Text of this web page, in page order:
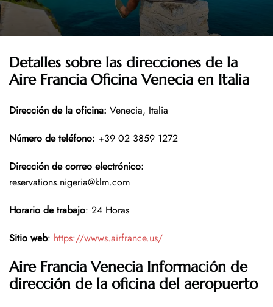
Detalles sobre las direcciones de la
Aire Francia Oficina Venecia en Italia
Dirección de la oficina: Venecia, Italia
Número de teléfono: +39 02 3859 1272
Dirección de correo electrónico:
reservations.nigeria@klm.com
Horario de trabajo: 24 Horas
Sitio web: https://wwws.airfrance.us/
Aire Francia Venecia Información de
dirección de la oficina del aeropuerto